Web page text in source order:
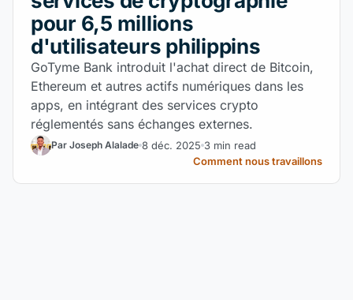
pour 6,5 millions
d'utilisateurs philippins
GoTyme Bank introduit l'achat direct de Bitcoin,
Ethereum et autres actifs numériques dans les
apps, en intégrant des services crypto
réglementés sans échanges externes.
Par Joseph Alalade 8 déc. 2025 3 min read
Comment nous travaillons